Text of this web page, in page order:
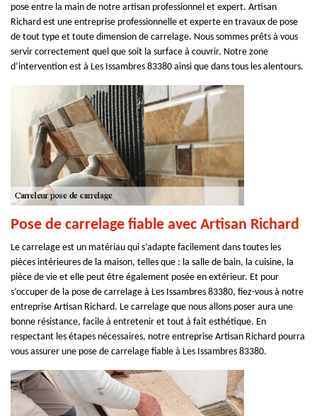
pose entre la main de notre artisan professionnel et expert. Artisan
Richard est une entreprise professionnelle et experte en travaux de pose
de tout type et toute dimension de carrelage. Nous sommes prêts à vous
servir correctement quel que soit la surface à couvrir. Notre zone
d’intervention est à Les Issambres 83380 ainsi que dans tous les alentours.
Pose de carrelage fiable avec Artisan Richard
Le carrelage est un matériau qui s’adapte facilement dans toutes les
pièces intérieures de la maison, telles que : la salle de bain, la cuisine, la
pièce de vie et elle peut être également posée en extérieur. Et pour
s’occuper de la pose de carrelage à Les Issambres 83380, fiez-vous à notre
entreprise Artisan Richard. Le carrelage que nous allons poser aura une
bonne résistance, facile à entretenir et tout à fait esthétique. En
respectant les étapes nécessaires, notre entreprise Artisan Richard pourra
vous assurer une pose de carrelage fiable à Les Issambres 83380.